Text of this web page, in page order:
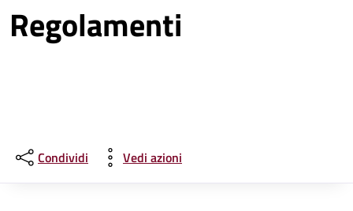
Regolamenti
Condividi Vedi azioni